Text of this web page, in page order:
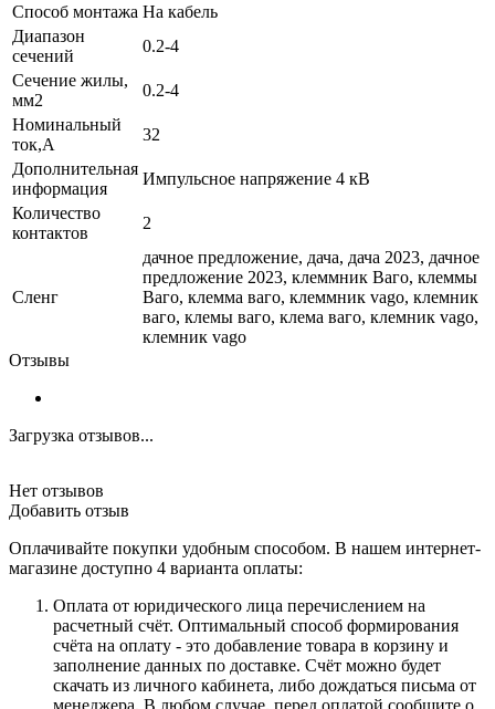
Способ монтажа На кабель
Диапазон
сечений
0.2-4
Сечение жилы,
мм2
0.2-4
Номинальный
ток,А
32
Дополнительная
информация
Импульсное напряжение 4 кВ
Количество
контактов
2
Сленг
дачное предложение, дача, дача 2023, дачное
предложение 2023, клеммник Ваго, клеммы
Ваго, клемма ваго, клеммник vago, клемник
ваго, клемы ваго, клема ваго, клемник vago,
клемник vago
Отзывы
Загрузка отзывов...
Нет отзывов
Добавить отзыв
Оплачивайте покупки удобным способом. В нашем интернет-
магазине доступно 4 варианта оплаты:
Оплата от юридического лица перечислением на
расчетный счёт. Оптимальный способ формирования
счёта на оплату - это добавление товара в корзину и
заполнение данных по доставке. Счёт можно будет
скачать из личного кабинета, либо дождаться письма от
менеджера. В любом случае, перед оплатой сообщите о